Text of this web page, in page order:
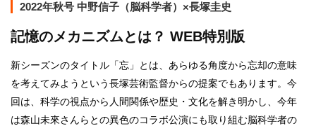
2022年秋号 中野信子（脳科学者）×長塚圭史
記憶のメカニズムとは？ WEB特別版
新シーズンのタイトル「忘」とは、あらゆる角度から忘却の意味
を考えてみようという長塚芸術監督からの提案でもあります。今
回は、科学の視点から人間関係や歴史・文化を解き明かし、今年
は森山未來さんらとの異色のコラボ公演にも取り組む脳科学者の